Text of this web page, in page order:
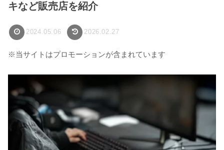
キなど販売店を紹介
2024.05.06 2026.02.27
※当サイトはプロモーションが含まれています